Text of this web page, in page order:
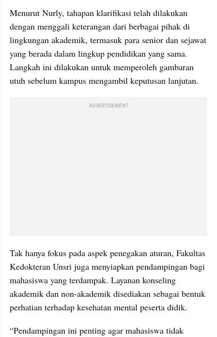
Menurut Nurly, tahapan klarifikasi telah dilakukan
dengan menggali keterangan dari berbagai pihak di
lingkungan akademik, termasuk para senior dan sejawat
yang berada dalam lingkup pendidikan yang sama.
Langkah ini dilakukan untuk memperoleh gambaran
utuh sebelum kampus mengambil keputusan lanjutan.
ADVERTISEMENT
Tak hanya fokus pada aspek penegakan aturan, Fakultas
Kedokteran Unsri juga menyiapkan pendampingan bagi
mahasiswa yang terdampak. Layanan konseling
akademik dan non-akademik disediakan sebagai bentuk
perhatian terhadap kesehatan mental peserta didik.
“Pendampingan ini penting agar mahasiswa tidak